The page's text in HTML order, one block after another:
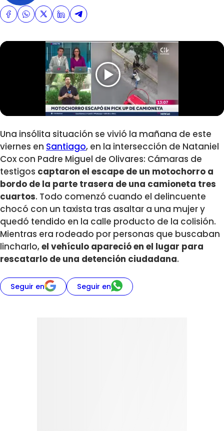
Una insólita situación se vivió la mañana de este
viernes en Santiago, en la intersección de Nataniel
Cox con Padre Miguel de Olivares: Cámaras de
testigos captaron el escape de un motochorro a
bordo de la parte trasera de una camioneta tres
cuartos. Todo comenzó cuando el delincuente
chocó con un taxista tras asaltar a una mujer y
quedó tendido en la calle producto de la colisión.
Mientras era rodeado por personas que buscaban
lincharlo,el vehículo apareció en el lugar para
rescatarlo de una detención ciudadana.
Seguir en Seguir en